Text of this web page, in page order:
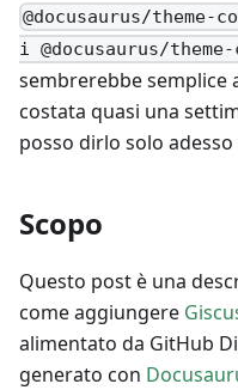
@docusaurus/theme-
i @docusaurus/theme-
sembrerebbe
costata quasi una
posso dirlo solo
Scopo
Questo post è una
come aggiungere
alimentato da GitHub
generato con